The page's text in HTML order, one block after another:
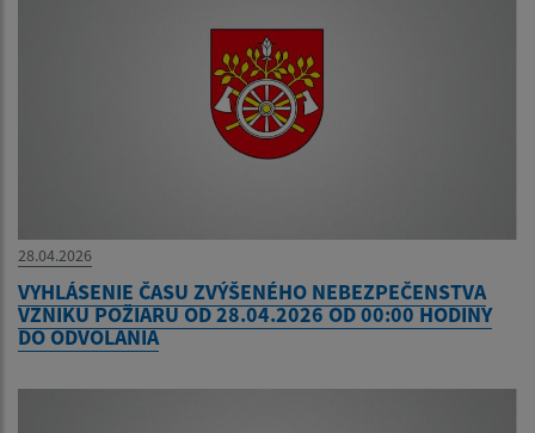
28.04.2026
VYHLÁSENIE ČASU ZVÝŠENÉHO NEBEZPEČENSTVA
VZNIKU POŽIARU OD 28.04.2026 OD 00:00 HODINY
DO ODVOLANIA